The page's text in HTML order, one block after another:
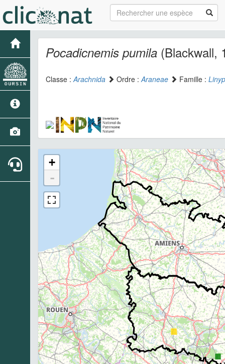
Pocadicnemis pumila (Blackwall,
Classe :Arachnida Ordre :Araneae Famille :
+
-